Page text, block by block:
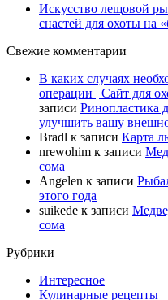
Искусство лещовой
снастей для охоты на
Свежие комментарии
В каких случаях
операции | Сайт для
записи Ринопластика
улучшить вашу
Bradl к записи Карта
nrewohim к записи
сома
Angelen к записи
этого года
suikede к записи
сома
Рубрики
Интересное
Кулинарные рецепты